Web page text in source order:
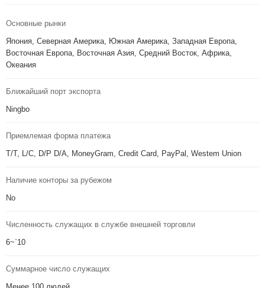
Основные рынки
Япония, Северная Америка, Южная Америка, Западная Европа,
Восточная Европа, Восточная Азия, Средний Восток, Африка,
Океания
Ближайший порт экспорта
Ningbo
Приемлемая форма платежа
T/T, L/C, D/P D/A, MoneyGram, Credit Card, PayPal, Westem Union
Наличие конторы за рубежом
No
Численность служащих в службе внешней торговли
6~`10
Суммарное число служащих